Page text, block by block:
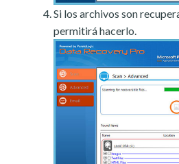
Si los archivos son
permitirá hacerlo.